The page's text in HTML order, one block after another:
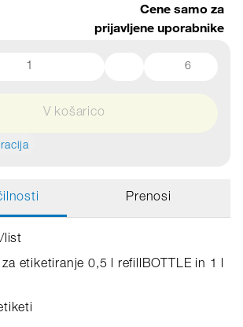
Cene samo za
prijavljene uporabnike
6
V košarico
Prenosi
list
etiketiranje 0,5 l refillBOTTLE in 1 l